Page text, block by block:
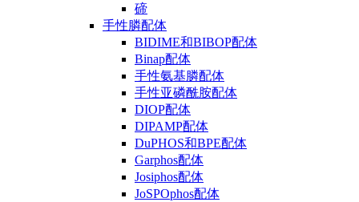
碲
手性膦配体
BIDIME和BIBOP配体
Binap配体
手性氨基膦配体
手性亚磷酰胺配体
DIOP配体
DIPAMP配体
DuPHOS和BPE配体
Garphos配体
Josiphos配体
JoSPOphos配体